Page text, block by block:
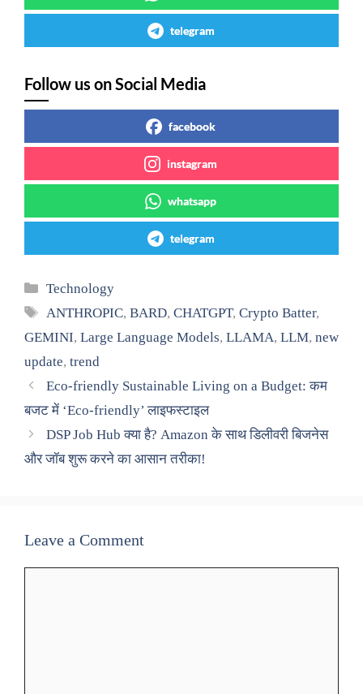
telegram
Follow us on Social Media
facebook
instagram
whatsapp
telegram
Categories
Technology
Tags
ANTHROPIC,BARD,CHATGPT,Crypto Batter,
GEMINI, Large Language Models, LLAMA, LLM, new
update, trend
Eco-friendly Sustainable Living on a Budget: कम
बजट में ‘Eco-friendly’ लाइफस्टाइल
DSP Job Hub क्या है? Amazon के साथ डिलीवरी बिजनेस
और जॉब शुरू करने का आसान तरीका!
Leave a Comment